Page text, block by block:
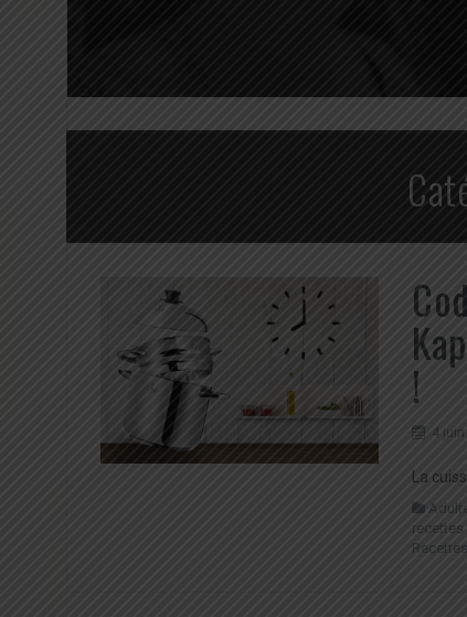
!
4
La
recettes